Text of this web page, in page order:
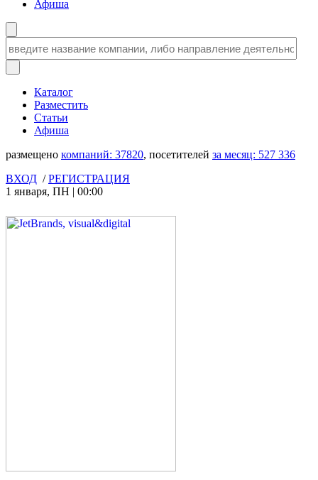
Афиша
Каталог
Разместить
Статьи
Афиша
размещено компаний: 37820, посетителей за месяц: 527 336
ВХОД /РЕГИСТРАЦИЯ
1 января, ПН | 00:00